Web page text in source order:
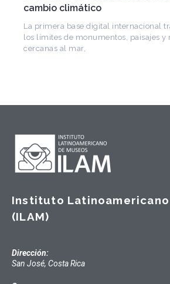
CONICET, fundó el
de Arquitectura
Instituto Latinoamericano
(ILAM)
Dirección:
San José, Costa Rica